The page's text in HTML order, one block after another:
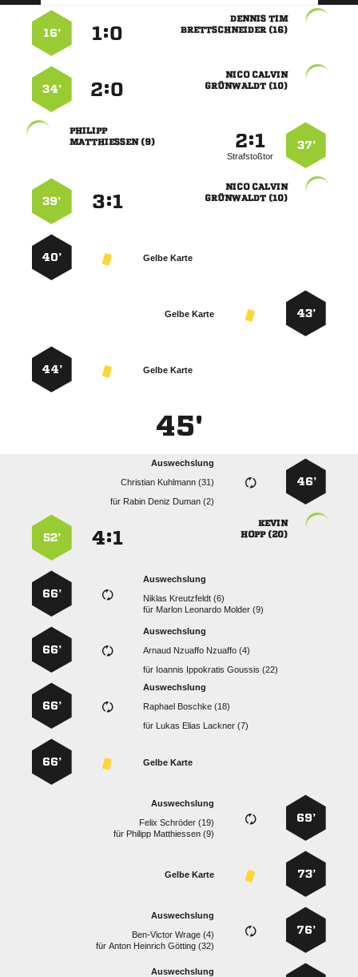
 
 
:
16’
 
 
:
34’
37’
:
Strafstoßtor

 
 
 
:
39’
Gelbe Karte
40’
43’
Gelbe Karte
Gelbe Karte
44’
45'
46’
Auswechslung
  
für    

 
:
52’
Auswechslung
  
für    
66’
Auswechslung
   
für    
66’
Auswechslung
  
für    
66’
Gelbe Karte
66’
69’
Auswechslung
  
für   
73’
Gelbe Karte
76’
Auswechslung
  
für   
Auswechslung